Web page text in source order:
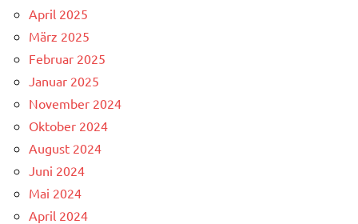
April 2025
März 2025
Februar 2025
Januar 2025
November 2024
Oktober 2024
August 2024
Juni 2024
Mai 2024
April 2024